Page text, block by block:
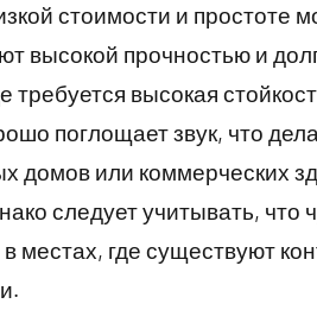
стоимости и простоте
высокой прочностью и
высокая
поглощает звук, что
домов или коммерческих
следует учитывать, что
местах, где существуют